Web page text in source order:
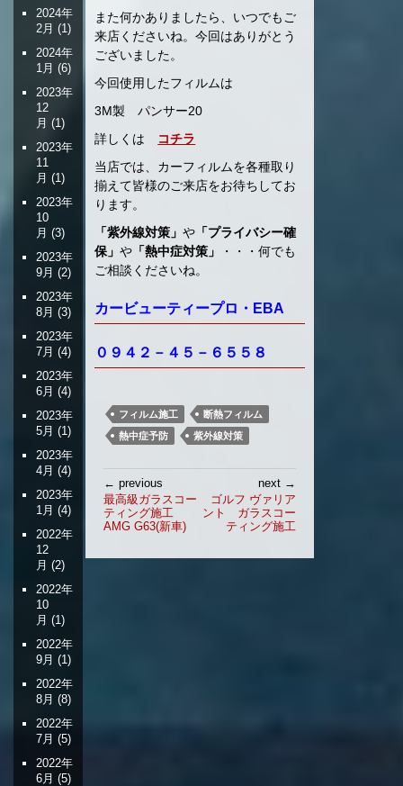
また何かありましたら、いつでもご
来店くださいね。今回はありがとう
ございました。
今回使用したフィルムは
3M製 パンサー20
詳しくは
コチラ
当店では、カーフィルムを各種取り
揃えて皆様のご来店をお待ちしてお
ります。
「紫外線対策」や 「プライバシー確
保」や 「熱中症対策」
・・・何でも
ご相談くださいね。
カービューティープロ・EBA
０９４２－４５－６５５８
フィルム施工
断熱フィルム
熱中症予防
紫外線対策
稿
ナ
ビ
← previous
最高級ガラスコー
ティング施工
AMG G63(新車)
next →
ゴルフ ヴァリア
ント ガラスコー
ティング施工
2024年
2月 (1)
2024年
1月 (6)
2023年
12
月 (1)
2023年
11
月 (1)
2023年
10
月 (3)
2023年
9月 (2)
2023年
8月 (3)
2023年
7月 (4)
2023年
6月 (4)
2023年
5月 (1)
2023年
4月 (4)
2023年
1月 (4)
2022年
12
月 (2)
2022年
10
月 (1)
2022年
9月 (1)
2022年
8月 (8)
2022年
7月 (5)
2022年
6月 (5)